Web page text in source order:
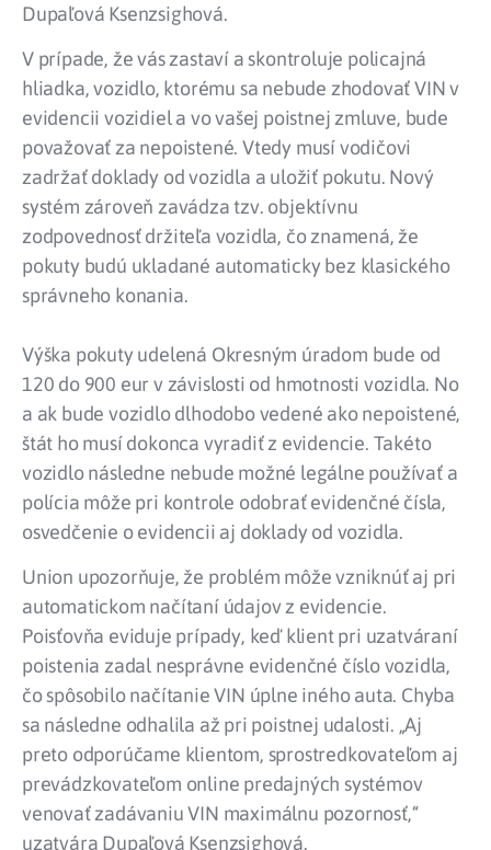
Dupaľová Ksenzsighová.
V prípade, že vás zastaví a skontroluje policajná
hliadka, vozidlo, ktorému sa nebude zhodovať VIN v
evidencii vozidiel a vo vašej poistnej zmluve, bude
považovať za nepoistené. Vtedy musí vodičovi
zadržať doklady od vozidla a uložiť pokutu. Nový
systém zároveň zavádza tzv. objektívnu
zodpovednosť držiteľa vozidla, čo znamená, že
pokuty budú ukladané automaticky bez klasického
správneho konania.
Výška pokuty udelená Okresným úradom bude od
120 do 900 eur v závislosti od hmotnosti vozidla. No
a ak bude vozidlo dlhodobo vedené ako nepoistené,
štát ho musí dokonca vyradiť z evidencie. Takéto
vozidlo následne nebude možné legálne používať a
polícia môže pri kontrole odobrať evidenčné čísla,
osvedčenie o evidencii aj doklady od vozidla.
Union upozorňuje, že problém môže vzniknúť aj pri
automatickom načítaní údajov z evidencie.
Poisťovňa eviduje prípady, keď klient pri uzatváraní
poistenia zadal nesprávne evidenčné číslo vozidla,
čo spôsobilo načítanie VIN úplne iného auta. Chyba
sa následne odhalila až pri poistnej udalosti. „Aj
preto odporúčame klientom, sprostredkovateľom aj
prevádzkovateľom online predajných systémov
venovať zadávaniu VIN maximálnu pozornosť,“
uzatvára Dupaľová Ksenzsighová.